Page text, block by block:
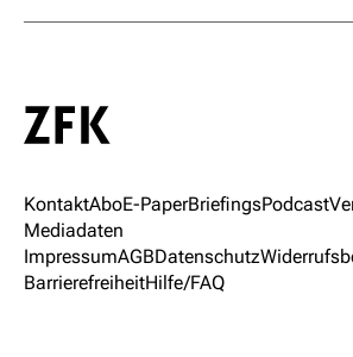
KontaktAboE-PaperBriefingsPodcast
Mediadaten
ImpressumAGBDatenschutz
BarrierefreiheitHilfe/FAQ